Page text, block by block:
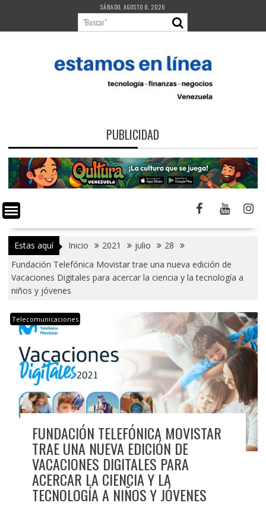
contenido
SÁBADO, AGOSTO 8, 2026
PUBLICIDAD
Estas aquí Inicio 2021 julio
28
Fundación Telefónica Movistar trae una nueva edición de
Vacaciones Digitales para acercar la ciencia y la tecnología a
niños y jóvenes
Telecomunicaciones
FUNDACIÓN TELEFÓNICA MOVISTAR
TRAE UNA NUEVA EDICIÓN DE
VACACIONES DIGITALES PARA
ACERCAR LA CIENCIA Y LA
TECNOLOGÍA A NIÑOS Y JÓVENES